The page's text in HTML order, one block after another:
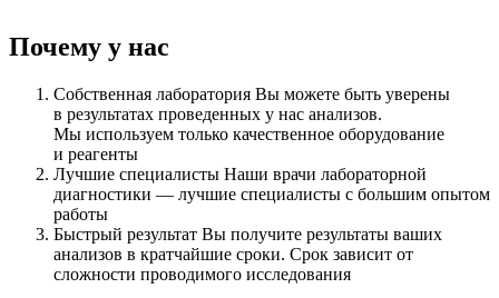
Почему у нас
Собственная лаборатория Вы можете быть уверены
в результатах проведенных у нас анализов.
Мы используем только качественное оборудование
и реагенты
Лучшие специалисты Наши врачи лабораторной
диагностики — лучшие специалисты с большим опытом
работы
Быстрый результат Вы получите результаты ваших
анализов в кратчайшие сроки. Срок зависит от
сложности проводимого исследования